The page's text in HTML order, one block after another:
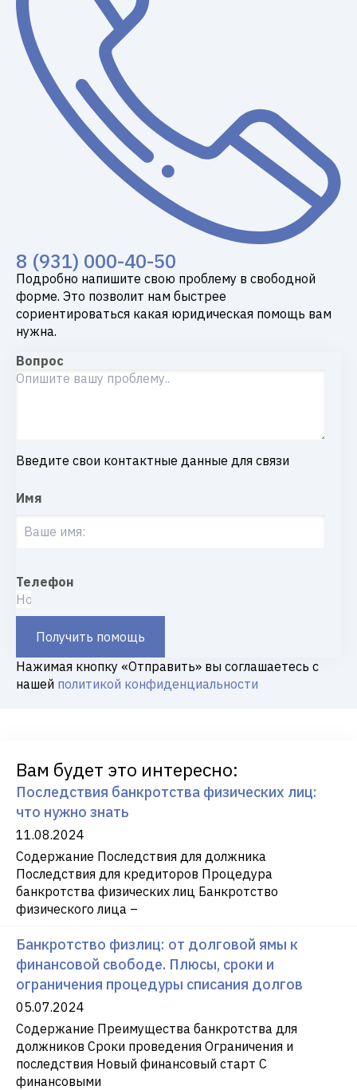
8 (931) 000-40-50
Подробно напишите свою проблему в свободной
форме. Это позволит нам быстрее
сориентироваться какая юридическая помощь вам
нужна.
Вопрос
Введите свои контактные данные для связи
Имя
Телефон
Получить помощь
Нажимая кнопку «Отправить» вы соглашаетесь с
нашей политикой конфиденциальности
Вам будет это интересно:
Последствия банкротства физических лиц:
что нужно знать
11.08.2024
Содержание Последствия для должника
Последствия для кредиторов Процедура
банкротства физических лиц Банкротство
физического лица –
Банкротство физлиц: от долговой ямы к
финансовой свободе. Плюсы, сроки и
ограничения процедуры списания долгов
05.07.2024
Содержание Преимущества банкротства для
должников Сроки проведения Ограничения и
последствия Новый финансовый старт С
финансовыми